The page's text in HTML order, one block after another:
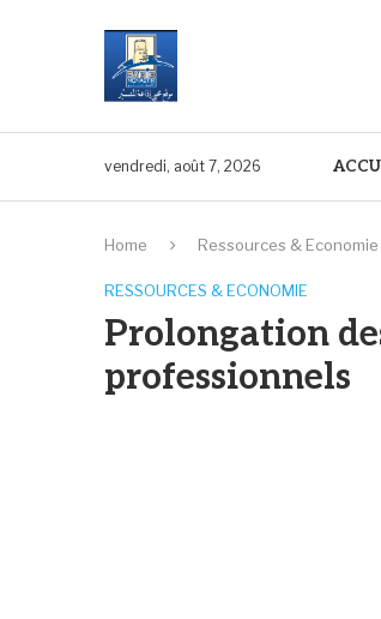
vendredi, août 7, 2026
Home Ressources & Economie
RESSOURCES & ECONOMIE
Prolongation
professionnels